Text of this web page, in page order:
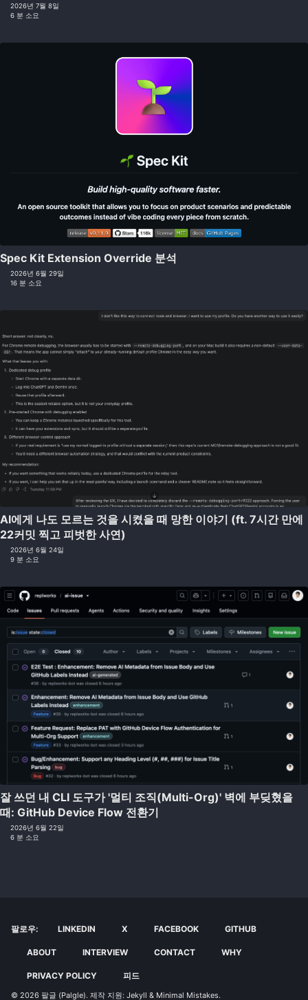
2026년 7월 8일
6 분 소요
Spec Kit Extension Override 분석
2026년 6월 29일
16 분 소요
AI에게 나도 모르는 것을 시켰을 때 망한 이야기 (ft. 7시간 만에
22커밋 찍고 피벗한 사연)
2026년 6월 24일
9 분 소요
잘 쓰던 내 CLI 도구가 '멀티 조직(Multi-Org)' 벽에 부딪혔을
때: GitHub Device Flow 전환기
2026년 6월 22일
6 분 소요
팔로우: LINKEDIN X FACEBOOK GITHUB
ABOUT INTERVIEW CONTACT WHY
PRIVACY POLICY 피드
© 2026 팔글 (Palgle). 제작 지원: Jekyll & Minimal Mistakes.